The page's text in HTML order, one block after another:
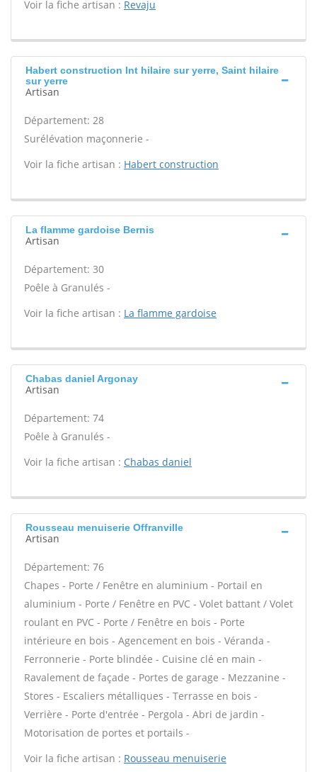
Voir la fiche artisan : Revaju
Habert construction Int hilaire sur yerre, Saint hilaire
sur yerre
Artisan
Département: 28
Surélévation maçonnerie -
Voir la fiche artisan : Habert construction
La flamme gardoise Bernis
Artisan
Département: 30
Poêle à Granulés -
Voir la fiche artisan : La flamme gardoise
Chabas daniel Argonay
Artisan
Département: 74
Poêle à Granulés -
Voir la fiche artisan : Chabas daniel
Rousseau menuiserie Offranville
Artisan
Département: 76
Chapes - Porte / Fenêtre en aluminium - Portail en
aluminium - Porte / Fenêtre en PVC - Volet battant / Volet
roulant en PVC - Porte / Fenêtre en bois - Porte
intérieure en bois - Agencement en bois - Véranda -
Ferronnerie - Porte blindée - Cuisine clé en main -
Ravalement de façade - Portes de garage - Mezzanine -
Stores - Escaliers métalliques - Terrasse en bois -
Verrière - Porte d'entrée - Pergola - Abri de jardin -
Motorisation de portes et portails -
Voir la fiche artisan : Rousseau menuiserie